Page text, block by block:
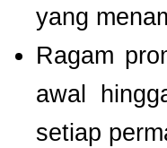
yang
Ragam
awal
setiap